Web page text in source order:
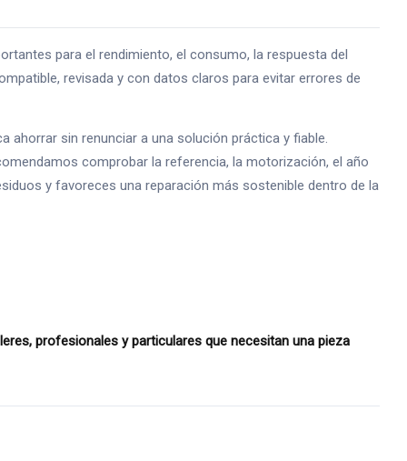
para el rendimiento, el consumo, la respuesta del
revisada y con datos claros para evitar errores de
sin renunciar a una solución práctica y fiable.
comprobar la referencia, la motorización, el año
y favoreces una reparación más sostenible dentro de la
profesionales y particulares que necesitan una pieza